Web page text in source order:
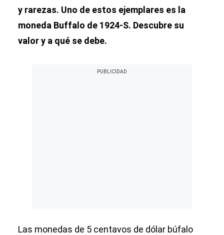
y rarezas. Uno de estos ejemplares es la
moneda Buffalo de 1924-S. Descubre su
valor y a qué se debe.
Las monedas de 5 centavos de dólar búfalo